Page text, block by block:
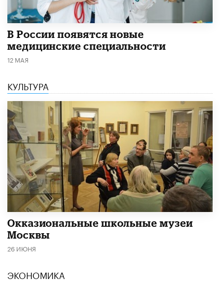
В России появятся новые
медицинские специальности
12 МАЯ
КУЛЬТУРА
​Окказиональные школьные музеи
Москвы
26 ИЮНЯ
ЭКОНОМИКА